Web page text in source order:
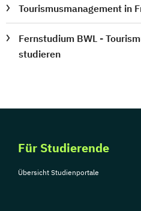
Tourismusmanagement in
Fernstudium BWL -
studieren
Für Studierende
Übersicht Studienportale